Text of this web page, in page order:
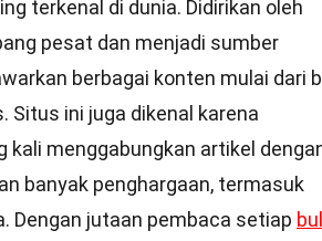
terkenal di dunia. Didirikan oleh
pesat dan menjadi sumber
berbagai konten mulai dari
Situs ini juga dikenal karena
menggabungkan artikel
banyak penghargaan, termasuk
Dengan jutaan pembaca setiap